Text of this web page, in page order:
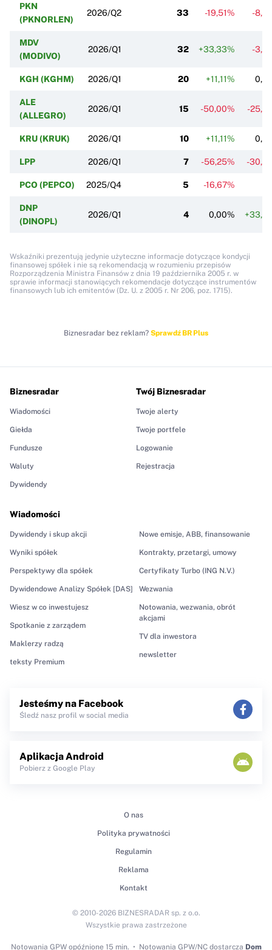
PKN
(PKNORLEN)
2026/Q2 33 -19,51% -
MDV
(MODIVO)
2026/Q1 32 +33,33% -
KGH (KGHM) 2026/Q1 20 +11,11%
ALE
(ALLEGRO)
2026/Q1 15 -50,00% -
KRU (KRUK) 2026/Q1 10 +11,11%
LPP 2026/Q1 7 -56,25% -
PCO (PEPCO) 2025/Q4 5 -16,67%
DNP
(DINOPL)
2026/Q1 4 0,00%
Wskaźniki prezentują jedynie użyteczne informacje dotyczące kondycji
finansowej spółek i nie są rekomendacją w rozumieniu przepisów
Rozporządzenia Ministra Finansów z dnia 19 października 2005 r. w
sprawie informacji stanowiących rekomendacje dotyczące instrumentów
finansowych lub ich emitentów (Dz. U. z 2005 r. Nr 206, poz. 1715).
Biznesradar bez reklam? Sprawdź BR Plus
Biznesradar
Wiadomości
Giełda
Fundusze
Waluty
Dywidendy
Wiadomości
Dywidendy i skup akcji
Wyniki spółek
Perspektywy dla spółek
Dywidendowe Analizy Spółek [DAS]
Wiesz w co inwestujesz
Spotkanie z zarządem
Maklerzy radzą
teksty Premium
Nowe emisje, ABB, finansowanie
Kontrakty, przetargi, umowy
Certyfikaty Turbo (ING N.V.)
Wezwania
Notowania, wezwania, obrót
akcjami
TV dla inwestora
newsletter
Twój Biznesradar
Twoje alerty
Twoje portfele
Logowanie
Rejestracja
Jesteśmy na Facebook
Śledź nasz profil w social media
Aplikacja Android
Pobierz z Google Play
O nas
Polityka prywatności
Regulamin
Reklama
Kontakt
Notowania GPWopóźnione 15 min. Notowania GPW/NC dostarcza Dom
© 2010-2026 BIZNESRADAR sp. z o.o.
Wszystkie prawa zastrzeżone